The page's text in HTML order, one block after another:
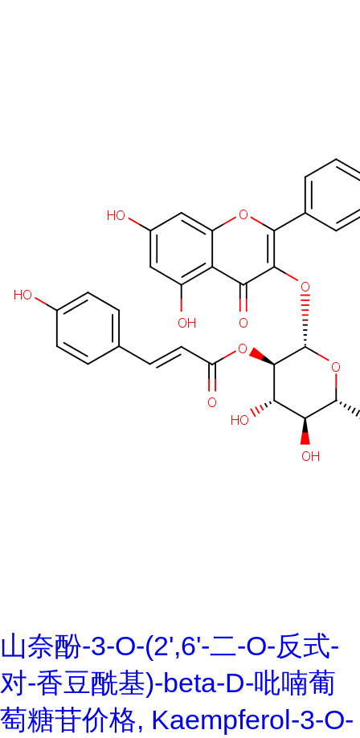
山奈酚-3-O-(2',6'-二-O-反式-
对-香豆酰基)-beta-D-吡喃葡
萄糖苷价格, Kaempferol-3-O-